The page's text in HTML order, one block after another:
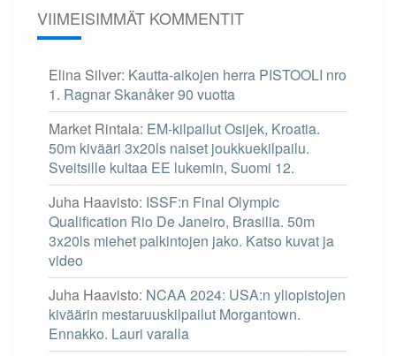
VIIMEISIMMÄT KOMMENTIT
Elina Silver: Kautta-aikojen herra PISTOOLI nro
1. Ragnar Skanåker 90 vuotta
Market Rintala: EM-kilpailut Osijek, Kroatia.
50m kivääri 3x20ls naiset joukkuekilpailu.
Sveitsille kultaa EE lukemin, Suomi 12.
Juha Haavisto: ISSF:n Final Olympic
Qualification Rio De Janeiro, Brasilia. 50m
3x20ls miehet palkintojen jako. Katso kuvat ja
video
Juha Haavisto: NCAA 2024: USA:n yliopistojen
kiväärin mestaruuskilpailut Morgantown.
Ennakko. Lauri varalla